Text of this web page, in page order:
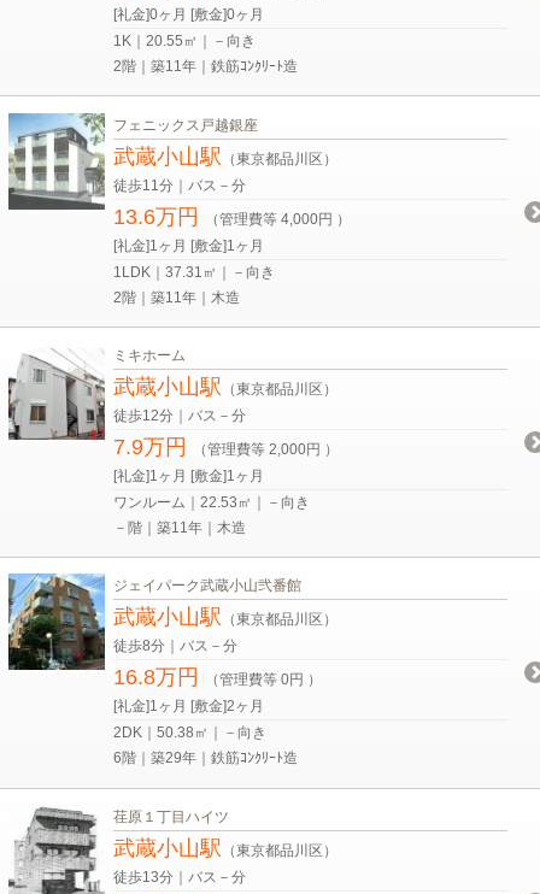
[礼金]0ヶ月 [敷金]0ヶ月
1K｜20.55㎡｜－向き
2階｜築11年｜鉄筋ｺﾝｸﾘｰﾄ造
フェニックス戸越銀座
武蔵小山駅
（東京都品川区）
徒歩11分｜バス－分
13.6万円
（管理費等 4,000円 ）
[礼金]1ヶ月 [敷金]1ヶ月
1LDK｜37.31㎡｜－向き
2階｜築11年｜木造
ミキホーム
武蔵小山駅 （東京都品川区）
徒歩12分｜バス－分
7.9万円
（管理費等 2,000円 ）
[礼金]1ヶ月 [敷金]1ヶ月
ワンルーム｜22.53㎡｜－向き
－階｜築11年｜木造
ジェイパーク武蔵小山弐番館
武蔵小山駅 （東京都品川区）
徒歩8分｜バス－分
16.8万円
（管理費等 0円 ）
[礼金]1ヶ月 [敷金]2ヶ月
2DK｜50.38㎡｜－向き
6階｜築29年｜鉄筋ｺﾝｸﾘｰﾄ造
荏原１丁目ハイツ
武蔵小山駅
（東京都品川区）
徒歩13分｜バス－分